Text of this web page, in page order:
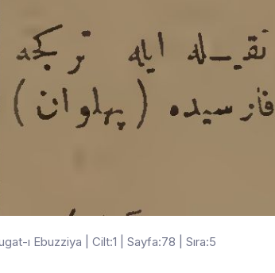
ı Ebuzziya | Cilt:1 | Sayfa:78 | Sıra:5